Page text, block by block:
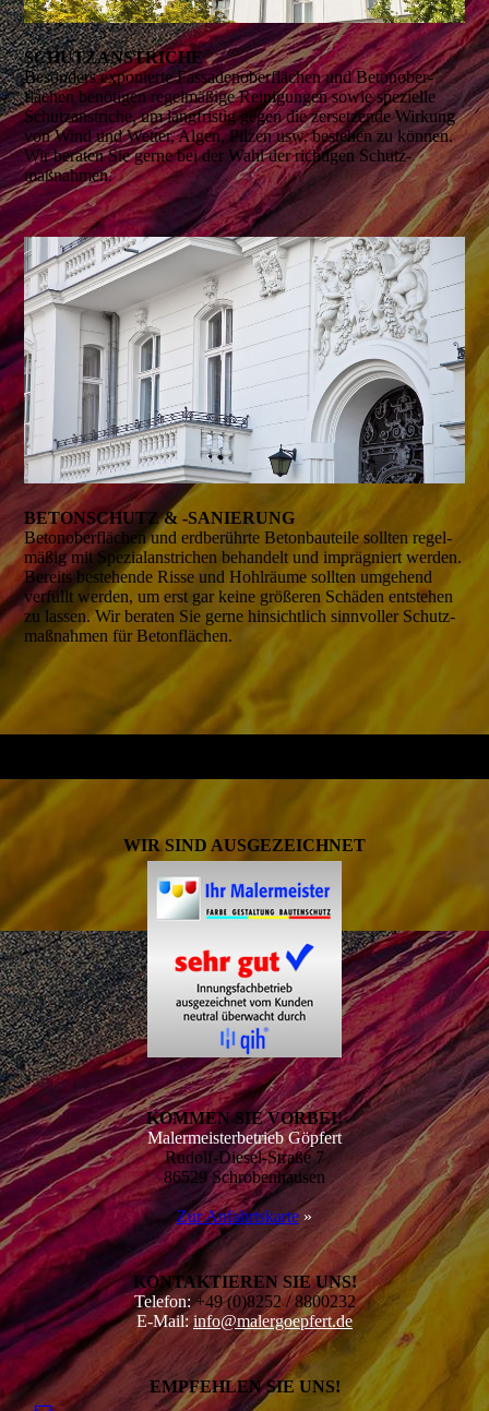
SCHUTZ­ANSTRICHE
Besonders expo­nierte Fassaden­oberflächen und Beton­ober­
flächen benö­tigen regel­mäßige Reini­gungen sowie spezielle
Schutz­anstriche, um lang­fristig gegen die zersetzende Wirkung
von Wind und Wetter, Algen, Pilzen usw. bestehen zu können.
Wir bera­ten Sie gerne bei der Wahl der richtigen Schutz­
maßnahmen.
BETON­SCHUTZ & -SANIE­RUNG
Beton­ober­flächen und erd­berührte Beton­bauteile sollten regel­
mäßig mit Spezial­anstrichen behan­delt und impräg­niert werden.
Bereits bestehende Risse und Hohl­räume sollten umgehend
verfüllt werden, um erst gar keine größeren Schäden entstehen
zu lassen. Wir bera­ten Sie gerne hinsicht­lich sinn­voller Schutz­
maßnahmen für Beton­flächen.
WIR SIND AUSGEZEICHNET
KOMMEN SIE VORBEI!
Malermeisterbetrieb Göpfert
Rudolf-Diesel-Straße 7
86529 Schrobenhausen
Zur Anfahrtskarte »
KONTAKTIEREN SIE UNS!
Telefon: +49 (0)8252 / 8800232
E-Mail:info@malergoepfert.de
EMPFEHLEN SIE UNS!